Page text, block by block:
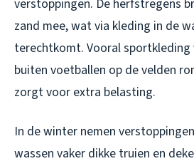
verstoppingen. De herfstregens
zand mee, wat via kleding in de
terechtkomt. Vooral sportkleding
buiten voetballen op de velden
zorgt voor extra belasting.
In de winter nemen
wassen vaker dikke truien en